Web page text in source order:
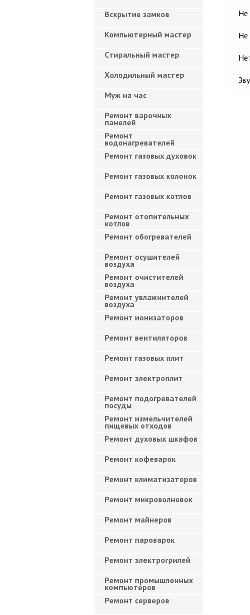
Не
Не
Вскрытие замков
Компьютерный мастер
Cтиральный мастер
Холодильный мастер
Муж на час
Ремонт варочных
панелей
Ремонт
водонагревателей
Ремонт газовых духовок
Ремонт газовых колонок
Ремонт газовых котлов
Ремонт отопительных
котлов
Ремонт обогревателей
Ремонт осушителей
воздуха
Ремонт очистителей
воздуха
Ремонт увлажнителей
воздуха
Ремонт ионизаторов
Ремонт вентиляторов
Ремонт газовых плит
Ремонт электроплит
Ремонт подогревателей
посуды
Ремонт измельчителей
пищевых отходов
Ремонт духовых шкафов
Ремонт кофеварок
Ремонт климатизаторов
Ремонт микроволновок
Ремонт майнеров
Ремонт пароварок
Ремонт электрогрилей
Ремонт промышленных
компьютеров
Ремонт серверов